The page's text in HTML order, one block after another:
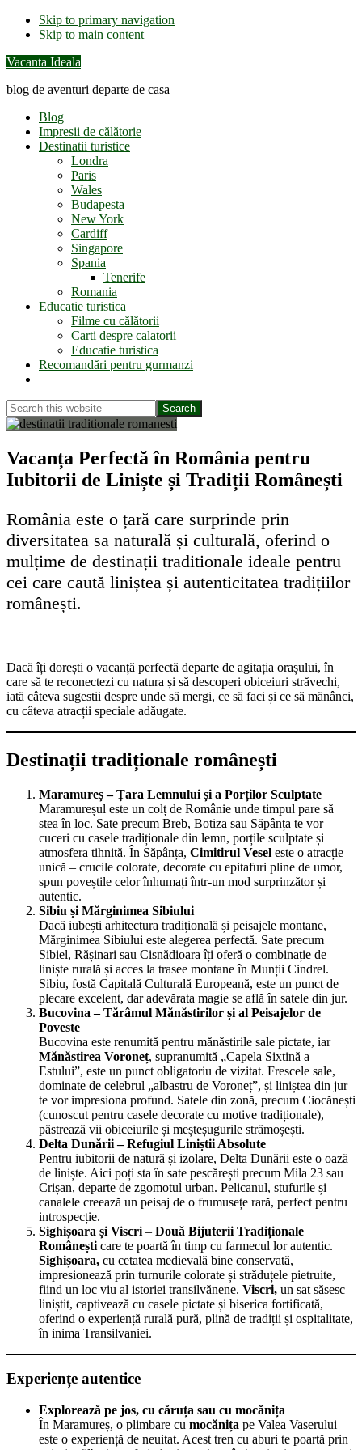
Skip to primary navigation
Skip to main content
Vacanta Ideala
blog de aventuri departe de casa
Blog
Impresii de călătorie
Destinatii turistice
Londra
Paris
Wales
Budapesta
New York
Cardiff
Singapore
Spania
Tenerife
Romania
Educatie turistica
Filme cu călătorii
Carti despre calatorii
Educatie turistica
Recomandări pentru gurmanzi
Search
this
website
Hide
Vacanța Perfectă în România pentru
Iubitorii de Liniște și Tradiții Românești
România este o țară care surprinde prin
diversitatea sa naturală și culturală, oferind o
mulțime de destinații traditionale ideale pentru
cei care caută liniștea și autenticitatea tradițiilor
românești.
Dacă îți dorești o vacanță perfectă departe de agitația orașului, în
care să te reconectezi cu natura și să descoperi obiceiuri străvechi,
iată câteva sugestii despre unde să mergi, ce să faci și ce să mănânci,
cu câteva atracții speciale adăugate.
Destinații tradiționale românești
Maramureș – Țara Lemnului și a Porților Sculptate
Maramureșul este un colț de Românie unde timpul pare să
stea în loc. Sate precum Breb, Botiza sau Săpânța te vor
cuceri cu casele tradiționale din lemn, porțile sculptate și
atmosfera tihnită. În Săpânța, Cimitirul Vesel este o atracție
unică – crucile colorate, decorate cu epitafuri pline de umor,
spun poveștile celor înhumați într-un mod surprinzător și
autentic.
Sibiu și Mărginimea Sibiului
Dacă iubești arhitectura tradițională și peisajele montane,
Mărginimea Sibiului este alegerea perfectă. Sate precum
Sibiel, Rășinari sau Cisnădioara îți oferă o combinație de
liniște rurală și acces la trasee montane în Munții Cindrel.
Sibiu, fostă Capitală Culturală Europeană, este un punct de
plecare excelent, dar adevărata magie se află în satele din jur.
Bucovina – Tărâmul Mănăstirilor și al Peisajelor de
Poveste
Bucovina este renumită pentru mănăstirile sale pictate, iar
Mănăstirea Voroneț, supranumită „Capela Sixtină a
Estului”, este un punct obligatoriu de vizitat. Frescele sale,
dominate de celebrul „albastru de Voroneț”, și liniștea din jur
te vor impresiona profund. Satele din zonă, precum Ciocănești
(cunoscut pentru casele decorate cu motive tradiționale),
păstrează vii obiceiurile și meșteșugurile strămoșești.
Delta Dunării – Refugiul Liniștii Absolute
Pentru iubitorii de natură și izolare, Delta Dunării este o oază
de liniște. Aici poți sta în sate pescărești precum Mila 23 sau
Crișan, departe de zgomotul urban. Pelicanul, stufurile și
canalele creează un peisaj de o frumusețe rară, perfect pentru
introspecție.
Sighișoara și Viscri – Două Bijuterii Tradiționale
Românești care te poartă în timp cu farmecul lor autentic.
Sighișoara, cu cetatea medievală bine conservată,
impresionează prin turnurile colorate și străduțele pietruite,
fiind un loc viu al istoriei transilvănene. Viscri, un sat săsesc
liniștit, captivează cu casele pictate și biserica fortificată,
oferind o experiență rurală pură, plină de tradiții și ospitalitate,
în inima Transilvaniei.
Experiențe autentice
Explorează pe jos, cu căruța sau cu mocănița
În Maramureș, o plimbare cu mocănița pe Valea Vaserului
este o experiență de neuitat. Acest tren cu aburi te poartă prin